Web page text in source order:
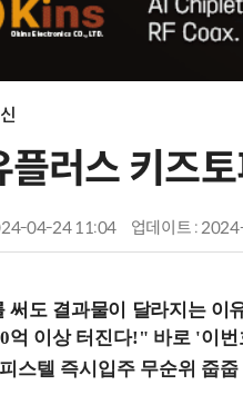
플러스 키즈
04-24 11:04 업데이트 :
써도 결과물이 달라지는 이